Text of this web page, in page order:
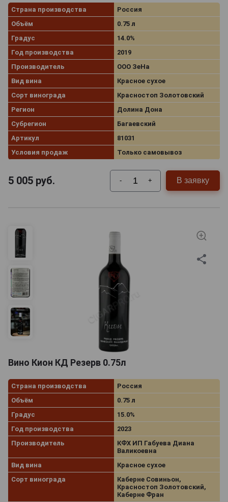
Страна производства
Россия
Объём
0.75 л
Градус
14.0%
Год производства
2019
Производитель
ООО ЗеНа
Вид вина
Красное сухое
Сорт винограда
Красностоп Золотовский
Регион
Долина Дона
Субрегион
Багаевский
Артикул
81031
Условия продаж
Только самовывоз
5 005 руб. - + В заявку
Вино Кион КД Резерв 0.75л
Страна производства
Россия
Объём
0.75 л
Градус
15.0%
Год производства
2023
Производитель
КФХ ИП Габуева Диана
Валикоевна
Вид вина
Красное сухое
Сорт винограда
Каберне Совиньон,
Красностоп Золотовский,
Каберне Фран